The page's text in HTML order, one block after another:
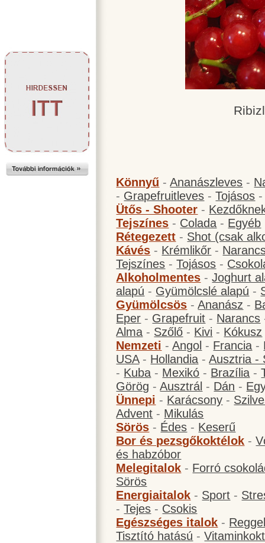
Könnyű -Ananászleves -
- Grapefruitleves -Tojásos
Ütős - Shooter -
Tejszínes - Colada - Egyéb
Rétegezett - Shot (csak
Kávés - Krémlikőr -
Tejszínes -Tojásos -
Alkoholmentes -Joghurt
alapú - Gyümölcslé alapú -
Gyümölcsös -Ananász -
Eper - Grapefruit - Narancs
Alma - Szőlő - Kivi - Kókusz
Nemzeti -Angol - Francia -
USA- Hollandia -Ausztria -
- Kuba - Mexikó - Brazília -
Görög -Ausztrál - Dán -
Ünnepi - Karácsony -
Advent - Mikulás
Sörös - Édes - Keserű
Bor és pezsgőkoktélok -
és habzóbor
Melegitalok - Forró
Sörös
Energiaitalok - Sport -
-Tejes - Csokis
Egészséges italok -
Tisztító hatású -